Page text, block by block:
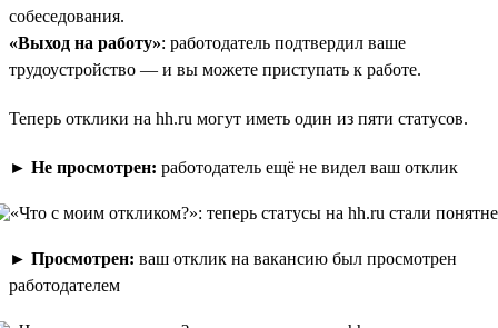
собеседования.
«Выход на работу»: работодатель подтвердил ваше
трудоустройство — и вы можете приступать к работе.
Теперь отклики на hh.ru могут иметь один из пяти статусов.
► Не просмотрен: работодатель ещё не видел ваш отклик
► Просмотрен: ваш отклик на вакансию был просмотрен
работодателем